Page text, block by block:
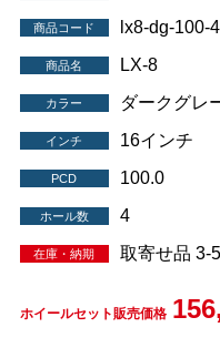
商品コード lx8-dg-100-
商品名 LX-8
カラー ダークグレ
インチ 16インチ
PCD 100.0
ホール数 4
在庫・納期 取寄せ品 3-
ホイールセット販売価格